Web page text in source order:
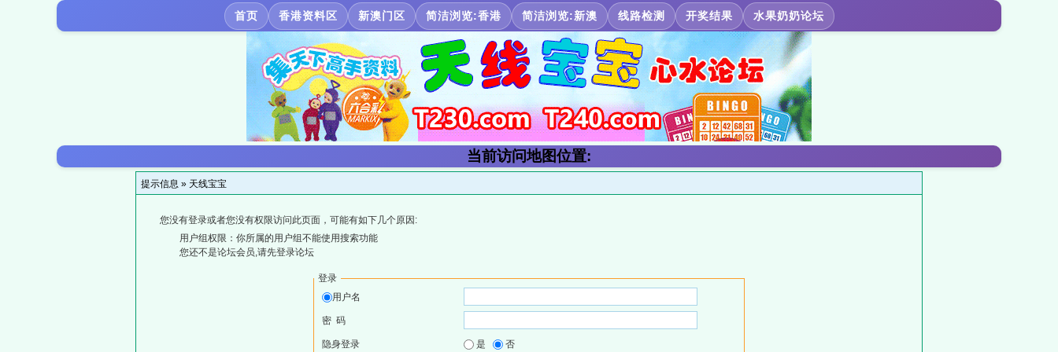
首页 香港资料区 新澳门区 简洁浏览:香港 简洁浏览:新澳 线路检测 开奖结果 水果奶奶论坛
当前访问地图位置:
提示信息 » 天线宝宝
您没有登录或者您没有权限访问此页面，可能有如下几个原因:
用户组权限：你所属的用户组不能使用搜索功能
您还不是论坛会员,请先登录论坛
登录
用户名
密 码
隐身登录 是 否